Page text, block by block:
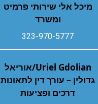
מיכל אלי שירותי פרמיט
ומשרד
323-970-5777
Uriel Gdolian/אוריאל
גדולין – עורך דין לתאונות
דרכים ופציעות